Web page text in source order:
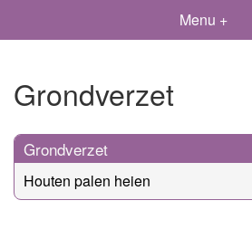
Menu +
Grondverzet
Grondverzet
Houten palen heien